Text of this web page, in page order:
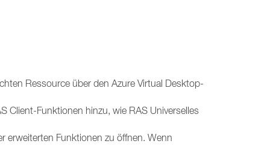
Ressource über den Azure Virtual Desktop-
Client-Funktionen hinzu, wie RAS Universelles
erweiterten Funktionen zu öffnen. Wenn